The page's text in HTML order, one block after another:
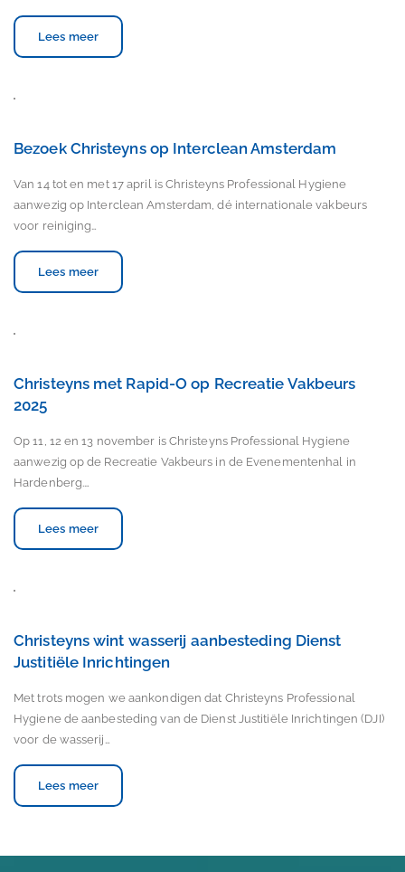
Lees meer
Bezoek Christeyns op Interclean Amsterdam
Van 14 tot en met 17 april is Christeyns Professional Hygiene
aanwezig op Interclean Amsterdam, dé internationale vakbeurs
voor reiniging…
Lees meer
Christeyns met Rapid-O op Recreatie Vakbeurs
2025
Op 11, 12 en 13 november is Christeyns Professional Hygiene
aanwezig op de Recreatie Vakbeurs in de Evenementenhal in
Hardenberg.…
Lees meer
Christeyns wint wasserij aanbesteding Dienst
Justitiële Inrichtingen
Met trots mogen we aankondigen dat Christeyns Professional
Hygiene de aanbesteding van de Dienst Justitiële Inrichtingen (DJI)
voor de wasserij…
Lees meer